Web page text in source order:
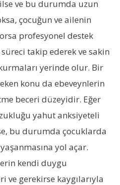
ve bu durumda uzun
çocuğun ve ailenin
profesyonel destek
takip ederek ve sakin
yerinde olur. Bir
konu da ebeveynlerin
beceri düzeyidir. Eğer
yahut anksiyeteli
bu durumda çocuklarda
yol açar.
kendi duygu
ve gerekirse kaygılarıyla